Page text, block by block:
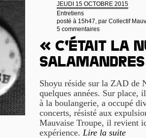
JEUDI 15 OCTOBRE 2015
Entretiens
posté à 15h47, par Collectif
5 commentaires
« C’était la
Shoyu réside sur la ZAD de
quelques années. Sur place,
à la boulangerie, a occupé
concerts, résisté aux
Mauvaise Troupe, il revient
expérience. Lire la suite